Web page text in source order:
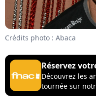
Crédits photo : Abaca
Réservez
Découvrez les
tournée sur